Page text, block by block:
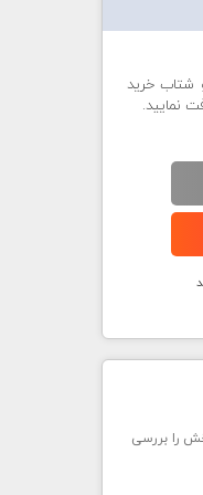
شتاب خرید
نمایید.
را بررسی